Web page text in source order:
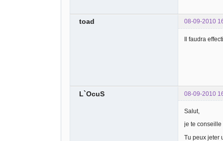
toad 08-09-2010
Il faudra
L`OcuS 08-09-2010
Salut,
je te conseille
Tu peux jeter